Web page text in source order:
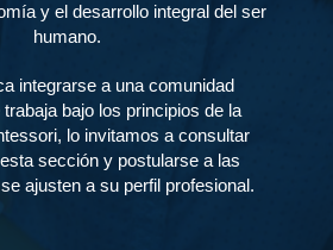
y el desarrollo integral del ser
humano.
integrarse a una comunidad
bajo los principios de la
lo invitamos a consultar
sección y postularse a las
ajusten a su perfil profesional.